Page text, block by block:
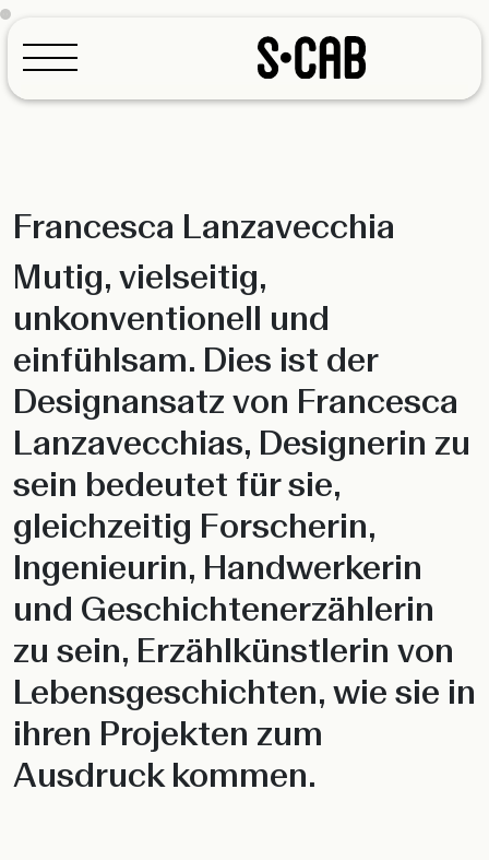
Francesca Lanzavecchia
Mutig, vielseitig,
unkonventionell und
einfühlsam. Dies ist der
Designansatz von Francesca
Lanzavecchias, Designerin zu
sein bedeutet für sie,
gleichzeitig Forscherin,
Ingenieurin, Handwerkerin
und Geschichtenerzählerin
zu sein, Erzählkünstlerin von
Lebensgeschichten, wie sie in
ihren Projekten zum
Ausdruck kommen.